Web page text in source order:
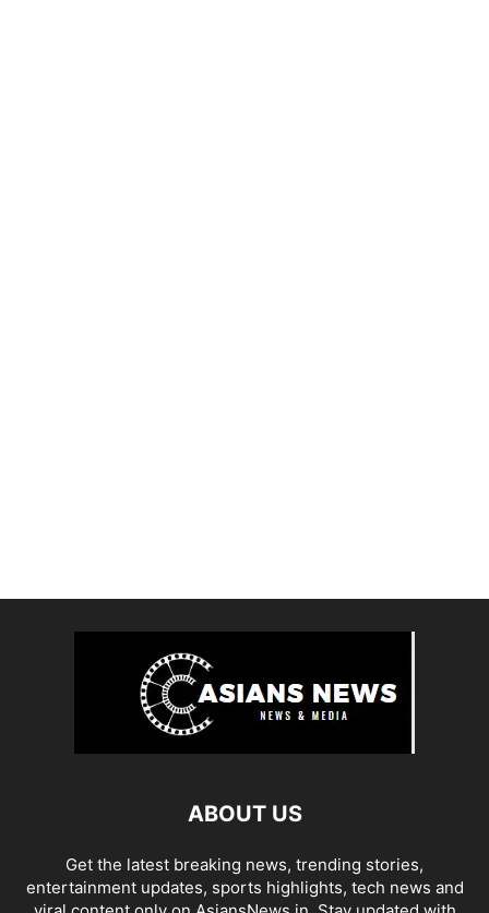
ABOUT US
Get the latest breaking news, trending stories,
entertainment updates, sports highlights, tech news and